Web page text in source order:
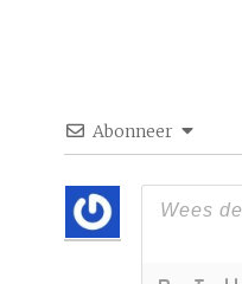
Abonneer